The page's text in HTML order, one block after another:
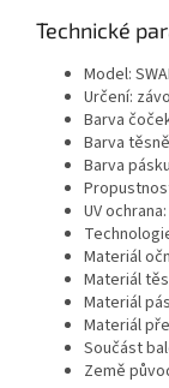
Technické
Model:
Určení:
Barva
Barva
Barva
UV
Materiál
Materiál
Materiál
Materiál
Součást
Země